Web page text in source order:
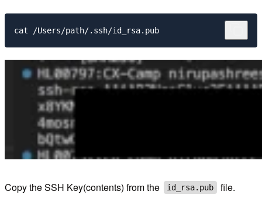
Copy the SSH Key(contents) from the id_rsa.pub file.